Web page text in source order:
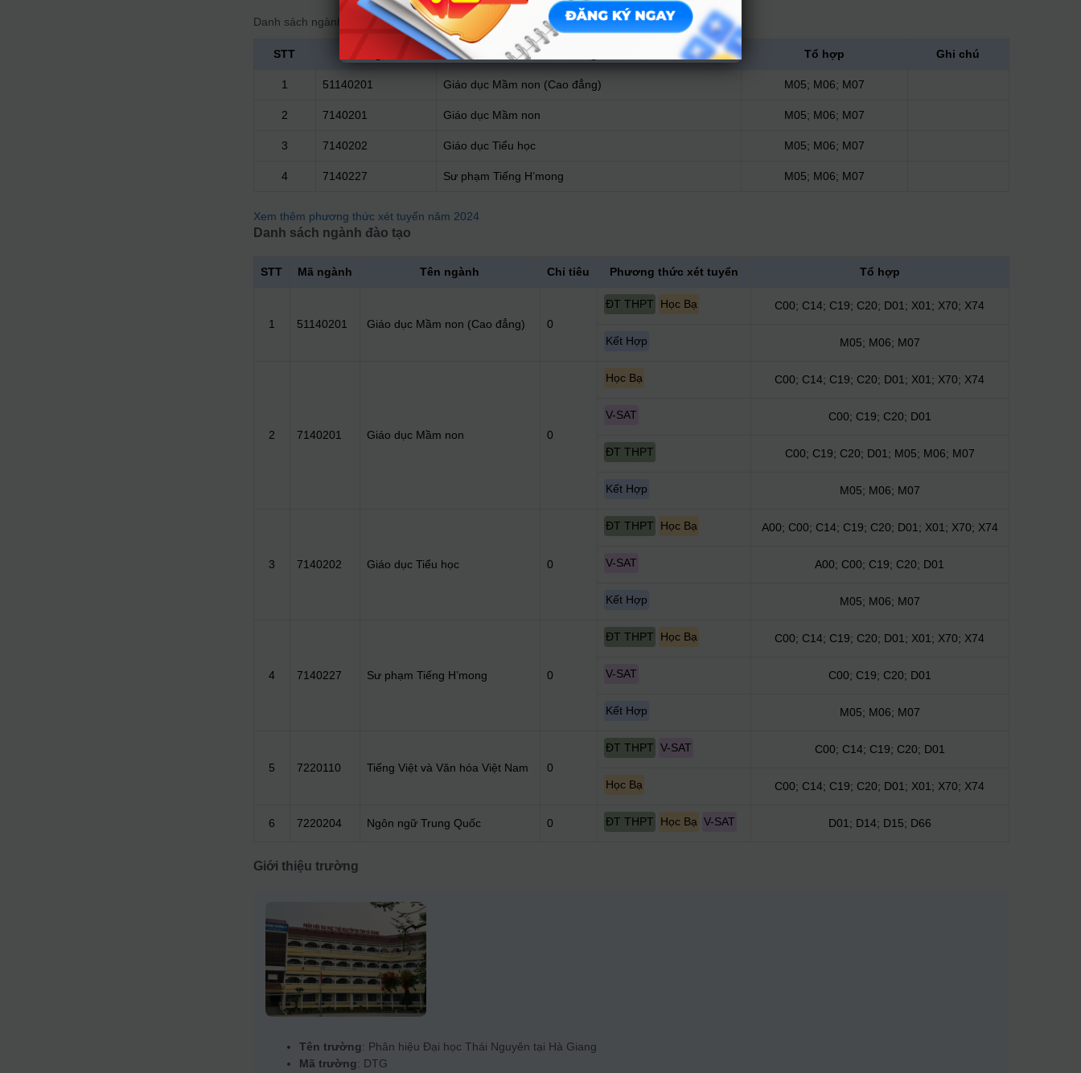
Danh sách ngành đào tạo theo phương thức Điểm xét tuyển kết hợp
STT Tổ hợp Ghi chú
1 51140201 Giáo dục Mầm non (Cao đẳng) M05; M06; M07
2 7140201 Giáo dục Mầm non M05; M06; M07
3 7140202 Giáo dục Tiểu học M05; M06; M07
4 7140227 Sư phạm Tiếng H’mong M05; M06; M07
Xem thêm phương thức xét tuyển năm 2024
Danh sách ngành đào tạo
STT Mã ngành Tên ngành Chỉ tiêu Phương thức xét tuyển Tổ hợp
1 51140201 Giáo dục Mầm non (Cao đẳng) 0
ĐT THPT Học Bạ C00; C14; C19; C20; D01; X01; X70; X74
Kết Hợp M05; M06; M07
2 7140201 Giáo dục Mầm non 0
Học Bạ C00; C14; C19; C20; D01; X01; X70; X74
V-SAT C00; C19; C20; D01
ĐT THPT C00; C19; C20; D01; M05; M06; M07
Kết Hợp M05; M06; M07
3 7140202 Giáo dục Tiểu học 0
ĐT THPT Học Bạ A00; C00; C14; C19; C20; D01; X01; X70; X74
V-SAT A00; C00; C19; C20; D01
Kết Hợp M05; M06; M07
4 7140227 Sư phạm Tiếng H’mong 0
ĐT THPT Học Bạ C00; C14; C19; C20; D01; X01; X70; X74
V-SAT C00; C19; C20; D01
Kết Hợp M05; M06; M07
5 7220110 Tiếng Việt và Văn hóa Việt Nam 0
ĐT THPT V-SAT C00; C14; C19; C20; D01
Học Bạ C00; C14; C19; C20; D01; X01; X70; X74
6 7220204 Ngôn ngữ Trung Quốc 0 ĐT THPT Học Bạ V-SAT D01; D14; D15; D66
Giới thiệu trường
Tên trường: Phân hiệu Đại học Thái Nguyên tại Hà Giang
Mã trường: DTG